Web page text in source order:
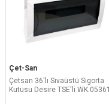
Çet-San
Çetsan 36'lı Sıvaüstü Sigorta
Kutusu Desire TSE'li WK.05361